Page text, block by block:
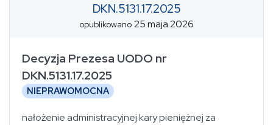
DKN.5131.17.2025
opublikowano 25 maja 2026
Decyzja Prezesa UODO nr
DKN.5131.17.2025
NIEPRAWOMOCNA
nałożenie administracyjnej kary pieniężnej za